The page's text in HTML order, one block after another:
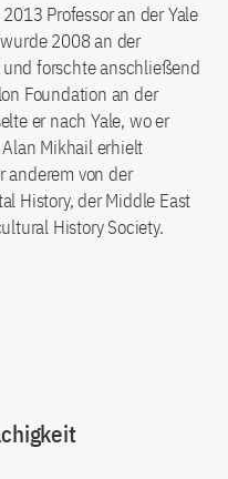
Professor an der Yale
2008 an der
forschte anschließend
Foundation an der
er nach Yale, wo er
Mikhail erhielt
anderem von der
History, der Middle East
History Society.